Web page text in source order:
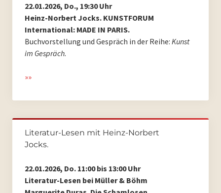
22.01.2026, Do., 19:30 Uhr
Heinz-Norbert Jocks. KUNSTFORUM
International: MADE IN PARIS.
Buchvorstellung und Gespräch in der Reihe: Kunst
im Gespräch.
»»
Literatur-Lesen mit Heinz-Norbert
Jocks.
22.01.2026, Do. 11:00 bis 13:00 Uhr
Literatur-Lesen bei Müller & Böhm